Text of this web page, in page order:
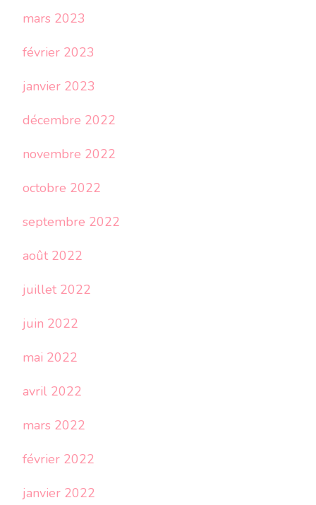
mars 2023
février 2023
janvier 2023
décembre 2022
novembre 2022
octobre 2022
septembre 2022
août 2022
juillet 2022
juin 2022
mai 2022
avril 2022
mars 2022
février 2022
janvier 2022